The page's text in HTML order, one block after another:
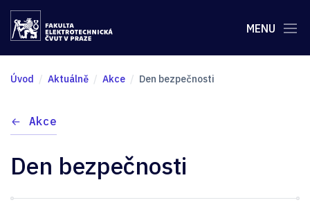
MENU
Úvod Aktuálně Akce Den bezpečnosti
Akce
Den bezpečnosti